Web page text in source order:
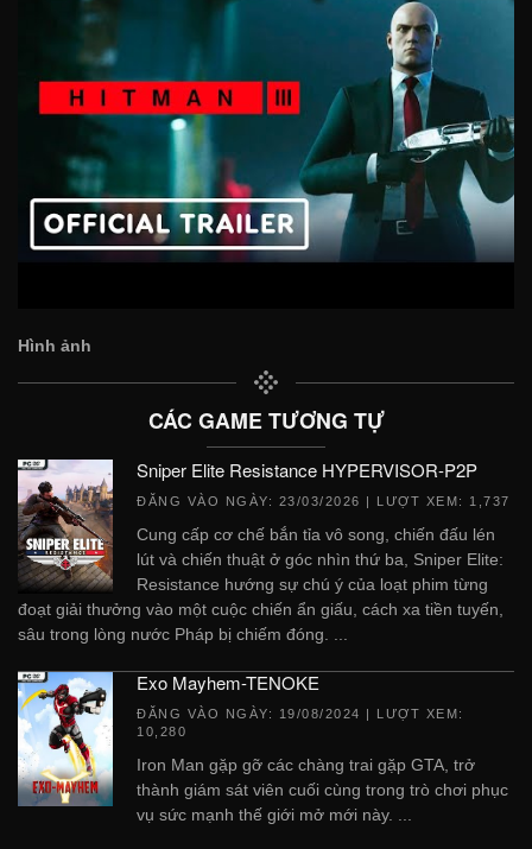
Hình ảnh
CÁC GAME TƯƠNG TỰ
Sniper Elite Resistance HYPERVISOR-P2P
ĐĂNG VÀO NGÀY: 23/03/2026 | LƯỢT XEM: 1,737
Cung cấp cơ chế bắn tỉa vô song, chiến đấu lén
lút và chiến thuật ở góc nhìn thứ ba, Sniper Elite:
Resistance hướng sự chú ý của loạt phim từng
đoạt giải thưởng vào một cuộc chiến ẩn giấu, cách xa tiền tuyến,
sâu trong lòng nước Pháp bị chiếm đóng. ...
Exo Mayhem-TENOKE
ĐĂNG VÀO NGÀY: 19/08/2024 | LƯỢT XEM:
10,280
Iron Man gặp gỡ các chàng trai gặp GTA, trở
thành giám sát viên cuối cùng trong trò chơi phục
vụ sức mạnh thế giới mở mới này. ...